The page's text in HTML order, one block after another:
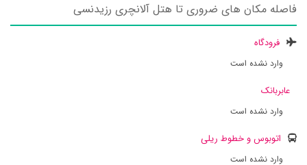
فاصله مکان های ضروری تا هتل آلانچری رزیدنسی
فرودگاه
وارد نشده است
عابربانک
وارد نشده است
اتوبوس و خطوط ریلی
وارد نشده است